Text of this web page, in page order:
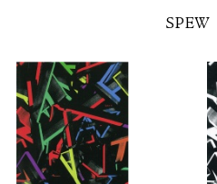
SPEW